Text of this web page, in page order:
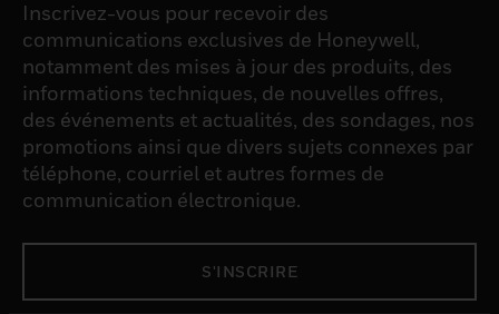
Inscrivez-vous pour recevoir des
communications exclusives de Honeywell,
notamment des mises à jour des produits, des
informations techniques, de nouvelles offres,
des événements et actualités, des sondages, nos
promotions ainsi que divers sujets connexes par
téléphone, courriel et autres formes de
communication électronique.
S'INSCRIRE